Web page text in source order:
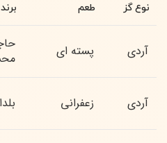
نوع گز طعم برند
آردی پسته ای
آردی زعفرانی